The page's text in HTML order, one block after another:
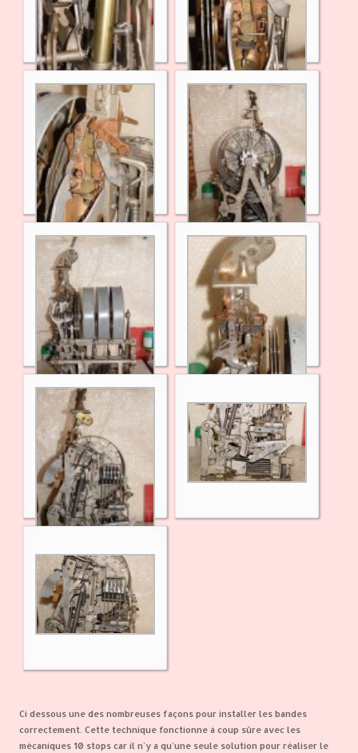
Ci dessous une des nombreuses façons pour installer les bandes
correctement. Cette technique fonctionne à coup sûre avec les
mécaniques 10 stops car il n'y a qu'une seule solution pour réaliser le